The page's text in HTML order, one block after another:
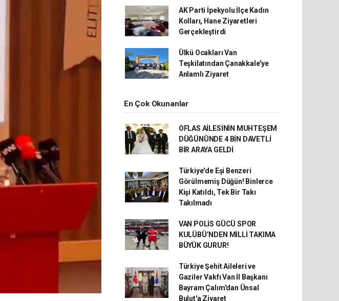
AK Parti İpekyolu İlçe Kadın
Kolları, Hane Ziyaretleri
Gerçekleştirdi
Ülkü Ocakları Van
Teşkilatından Çanakkale'ye
Anlamlı Ziyaret
En Çok Okunanlar
OFLAS AİLESİNİN MUHTEŞEM
DÜĞÜNÜNDE 4 BİN DAVETLİ
BİR ARAYA GELDİ
Türkiye'de Eşi Benzeri
Görülmemiş Düğün! Binlerce
Kişi Katıldı, Tek Bir Takı
Takılmadı
VAN POLİS GÜCÜ SPOR
KULÜBÜ’NDEN MİLLİ TAKIMA
BÜYÜK GURUR!
Türkiye Şehit Aileleri ve
Gaziler Vakfı Van İl Başkanı
Bayram Çalım'dan Ünsal
Bulut'a Ziyaret